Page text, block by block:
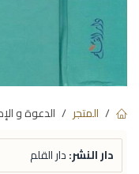
المتجر الدعوة و
دار النشر:دار القلم